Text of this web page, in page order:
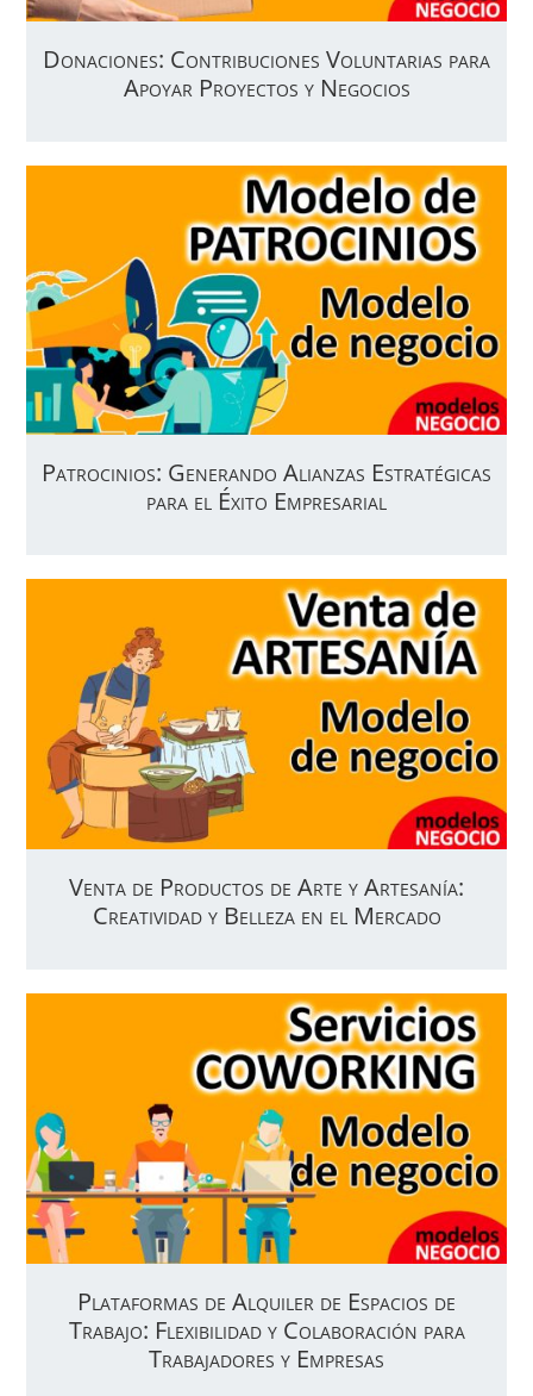
Donaciones: Contribuciones Voluntarias para
Apoyar Proyectos y Negocios
Patrocinios: Generando Alianzas Estratégicas
para el Éxito Empresarial
Venta de Productos de Arte y Artesanía:
Creatividad y Belleza en el Mercado
Plataformas de Alquiler de Espacios de
Trabajo: Flexibilidad y Colaboración para
Trabajadores y Empresas